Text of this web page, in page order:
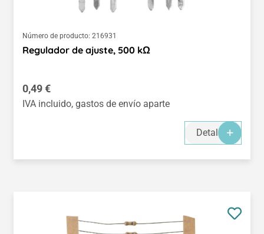
Número de producto: 216931
Regulador de ajuste, 500 kΩ
Precio normal:
0,49 €
IVA incluido, gastos de envío aparte
Detalles